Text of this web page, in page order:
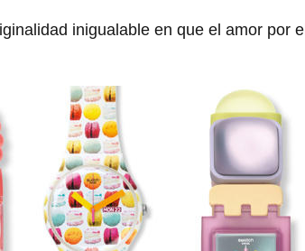
inigualable en que el amor por el